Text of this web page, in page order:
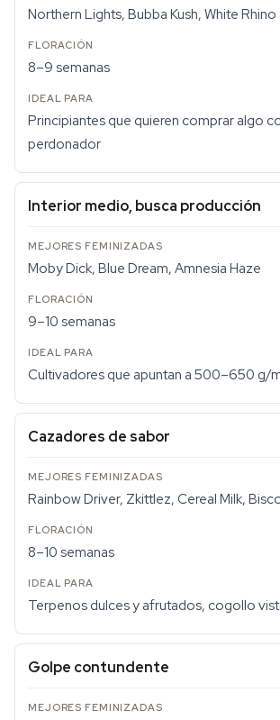
Northern Lights, Bubba Kush, White Rhino
8–9 semanas
Principiantes que quieren comprar algo
perdonador
Interior medio, busca producción
Moby Dick, Blue Dream, Amnesia Haze
9–10 semanas
Cultivadores que apuntan a 500–650 g/
Cazadores de sabor
Rainbow Driver, Zkittlez, Cereal Milk,
8–10 semanas
Terpenos dulces y afrutados, cogollo
Golpe contundente